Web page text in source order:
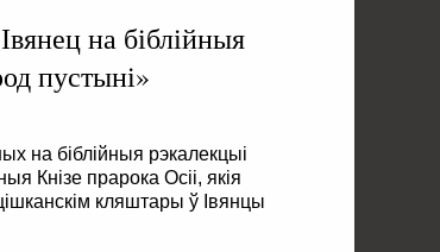
на біблійныя
пустыні»
на біблійныя рэкалекцыі
Кнізе прарока Осіі, якія
кляштары ў Івянцы